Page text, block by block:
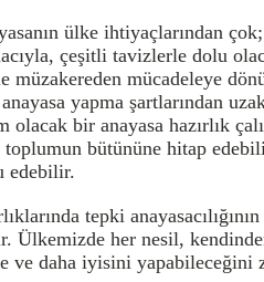
ülke ihtiyaçlarından
çeşitli tavizlerle dolu
müzakereden mücadeleye
yapma şartlarından
olacak bir anayasa hazırlık
bütününe hitap
edebilir.
tepki
Ülkemizde her nesil,
ve daha iyisini yapabileceğini